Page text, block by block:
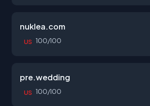
nuklea.com
US 100/100
pre.wedding
US 100/100